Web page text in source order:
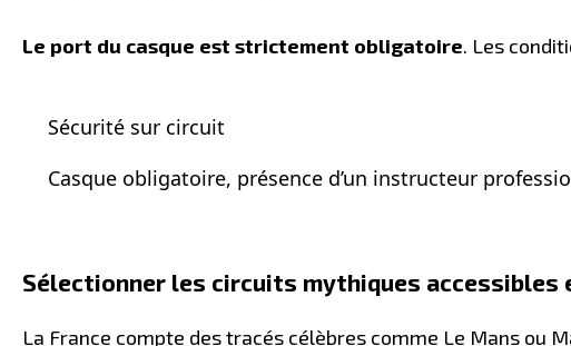
Le port du casque est strictement obligatoire. Les
Sécurité sur circuit
Casque obligatoire, présence d’un instructeur
Sélectionner les circuits mythiques accessibles
La France compte des tracés célèbres comme Le Mans ou